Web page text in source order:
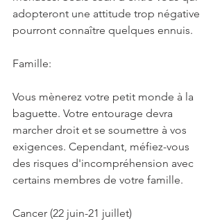
adopteront une attitude trop négative
pourront connaître quelques ennuis.
Famille:
Vous mènerez votre petit monde à la
baguette. Votre entourage devra
marcher droit et se soumettre à vos
exigences. Cependant, méfiez-vous
des risques d'incompréhension avec
certains membres de votre famille.
Cancer (22 juin-21 juillet)